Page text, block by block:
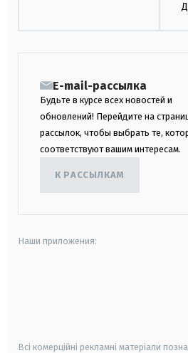
E-mail-рассылка
Будьте в курсе всех новостей и
обновлений! Перейдите на
рассылок, чтобы выбрать те,
соответствуют вашим интересам.
К РАССЫЛКАМ
Наши приложения:
Всі комерційні рекламні матеріали